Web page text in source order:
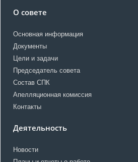
О совете
Основная информация
Документы
Цели и задачи
Председатель совета
Состав СПК
Апелляционная комиссия
Контакты
Деятельность
Новости